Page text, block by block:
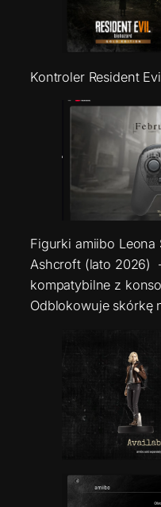
Kontroler Resident
Figurki amiibo Leona
Ashcroft (lato 2026)
kompatybilne z
Odblokowuje skórkę